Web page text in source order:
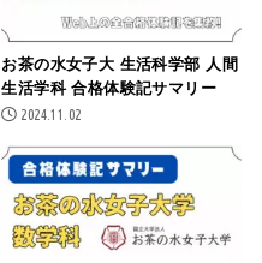
お茶の水女子大 生活科学部 人間
生活学科 合格体験記サマリー
2024.11.02